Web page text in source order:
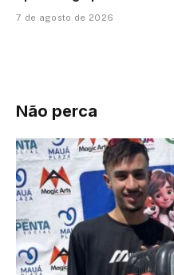
7 de agosto de 2026
Não perca